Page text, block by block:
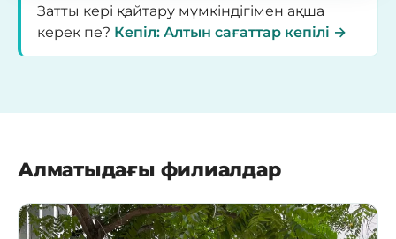
Затты кері қайтару мүмкіндігімен ақша
керек пе? Кепіл: Алтын сағаттар кепілі →
Алматыдағы филиалдар